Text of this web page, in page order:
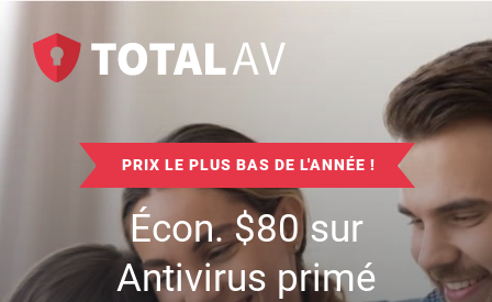
PRIX LE PLUS BAS DE L'ANNÉE !
Écon.$80sur
Antivirus primé